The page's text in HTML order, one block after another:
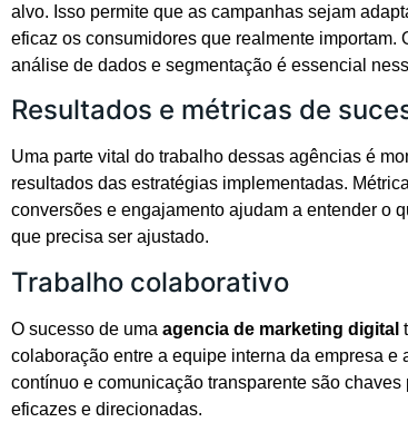
alvo. Isso permite que as campanhas sejam
eficaz os consumidores que realmente importam.
análise de dados e segmentação é essencial
Resultados e métricas de
Uma parte vital do trabalho dessas agências é
resultados das estratégias implementadas.
conversões e engajamento ajudam a entender o
que precisa ser ajustado.
Trabalho colaborativo
O sucesso de uma agencia de marketing digital
colaboração entre a equipe interna da empresa e
contínuo e comunicação transparente são chaves
eficazes e direcionadas.